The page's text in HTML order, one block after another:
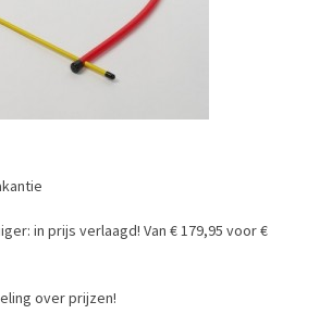
in prijs verlaagd! Van € 179,95 voor €
over prijzen!